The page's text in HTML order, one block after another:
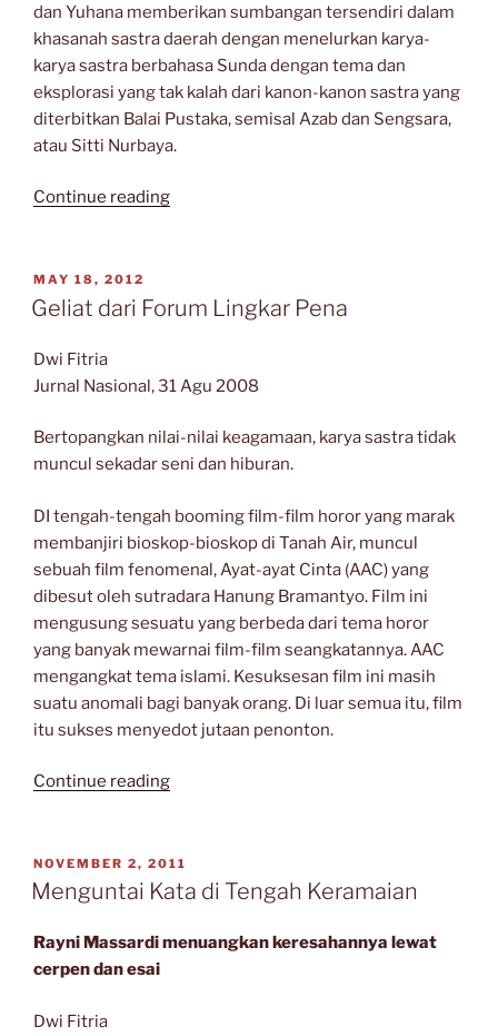
dan Yuhana memberikan sumbangan tersendiri dalam
khasanah sastra daerah dengan menelurkan karya-
karya sastra berbahasa Sunda dengan tema dan
eksplorasi yang tak kalah dari kanon-kanon sastra yang
diterbitkan Balai Pustaka, semisal Azab dan Sengsara,
atau Sitti Nurbaya.
Continue reading“Kisah
POSTED
ON
MAY 18, 2012
Geliat dari Forum Lingkar Pena
Dwi Fitria
Jurnal Nasional, 31 Agu 2008
Bertopangkan nilai-nilai keagamaan, karya sastra tidak
muncul sekadar seni dan hiburan.
DI tengah-tengah booming film-film horor yang marak
membanjiri bioskop-bioskop di Tanah Air, muncul
sebuah film fenomenal, Ayat-ayat Cinta (AAC) yang
dibesut oleh sutradara Hanung Bramantyo. Film ini
mengusung sesuatu yang berbeda dari tema horor
yang banyak mewarnai film-film seangkatannya. AAC
mengangkat tema islami. Kesuksesan film ini masih
suatu anomali bagi banyak orang. Di luar semua itu, film
itu sukses menyedot jutaan penonton.
Continue reading“Geliat
Lingkar
Pena”
POSTED
ON
NOVEMBER 2, 2011
Menguntai Kata di Tengah Keramaian
Rayni Massardi menuangkan keresahannya lewat
cerpen dan esai
Dwi Fitria